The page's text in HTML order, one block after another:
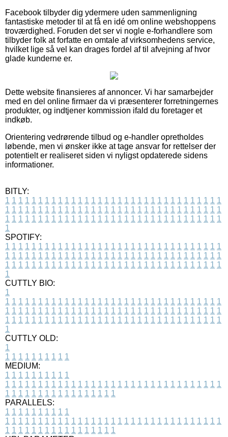
Facebook tilbyder dig ydermere uden sammenligning
fantastiske metoder til at få en idé om online webshoppens
troværdighed. Foruden det ser vi nogle e-forhandlere som
tilbyder folk at forfatte en omtale af virksomhedens service,
hvilket lige så vel kan drages fordel af til afvejning af hvor
glade kunderne er.
Dette website finansieres af annoncer. Vi har samarbejder
med en del online firmaer da vi præsenterer forretningernes
produkter, og indtjener kommission ifald du foretager et
indkøb.
Orientering vedrørende tilbud og e-handler opretholdes
løbende, men vi ønsker ikke at tage ansvar for rettelser der
potentielt er realiseret siden vi nyligst opdaterede sidens
informationer.
BITLY:
1 1 1 1 1 1 1 1 1 1 1 1 1 1 1 1 1 1 1 1 1 1 1 1 1 1 1 1 1 1 1 1 1
1 1 1 1 1 1 1 1 1 1 1 1 1 1 1 1 1 1 1 1 1 1 1 1 1 1 1 1 1 1 1 1 1
1 1 1 1 1 1 1 1 1 1 1 1 1 1 1 1 1 1 1 1 1 1 1 1 1 1 1 1 1 1 1 1 1
1
SPOTIFY:
1 1 1 1 1 1 1 1 1 1 1 1 1 1 1 1 1 1 1 1 1 1 1 1 1 1 1 1 1 1 1 1 1
1 1 1 1 1 1 1 1 1 1 1 1 1 1 1 1 1 1 1 1 1 1 1 1 1 1 1 1 1 1 1 1 1
1 1 1 1 1 1 1 1 1 1 1 1 1 1 1 1 1 1 1 1 1 1 1 1 1 1 1 1 1 1 1 1 1
1
CUTTLY BIO:
1
1 1 1 1 1 1 1 1 1 1 1 1 1 1 1 1 1 1 1 1 1 1 1 1 1 1 1 1 1 1 1 1 1
1 1 1 1 1 1 1 1 1 1 1 1 1 1 1 1 1 1 1 1 1 1 1 1 1 1 1 1 1 1 1 1 1
1 1 1 1 1 1 1 1 1 1 1 1 1 1 1 1 1 1 1 1 1 1 1 1 1 1 1 1 1 1 1 1 1
1
CUTTLY OLD:
1
1 1 1 1 1 1 1 1 1 1
MEDIUM:
1 1 1 1 1 1 1 1 1 1
1 1 1 1 1 1 1 1 1 1 1 1 1 1 1 1 1 1 1 1 1 1 1 1 1 1 1 1 1 1 1 1 1
1 1 1 1 1 1 1 1 1 1 1 1 1 1 1 1 1
PARALLELS:
1 1 1 1 1 1 1 1 1 1
1 1 1 1 1 1 1 1 1 1 1 1 1 1 1 1 1 1 1 1 1 1 1 1 1 1 1 1 1 1 1 1 1
1 1 1 1 1 1 1 1 1 1 1 1 1 1 1 1 1